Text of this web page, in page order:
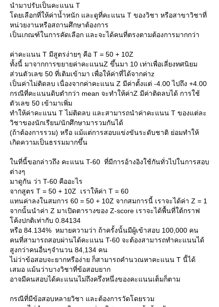
นำมาปรับเป็นคะแนน T
ดยเลือกที่ให้ค่าน้ำหนัก และดูที่คะแนน T ของวิชา หรือสาขาวิชาที่
หน่วยงานหรือสถานศึกษาต้องการ
เป็นเกณฑ์ในการคัดเลือก และจะได้คนที่ตรงตามต้องการมากกว่า
ค่าคะแนน T มีสูตรง่ายๆ คือ T = 50 + 10Z
ทั้งนี้ มาจากการขยายค่าคะแนนZ ขึ้นมา 10 เท่าเพื่อเลี่ยงทศนิยม
ส่วนตัวเลข 50 ที่เติมเข้ามา เพื่อให้ค่าที่ได้จากค่าz
เป็นค่าไม่ติดลบ เนื่องจากค่าคะแนน Z มีค่าตั้งแต่ -4.00 ไปถึง +4.00
กรณีที่คะแนนดิบตำกว่า mean จะทำให้ค่าZ มีค่าติดลบได้ การใช้
ตัวเลข 50 เข้ามาเพิ่ม
ทำให้ค่าคะแนน T ไม่ติดลบ และสามารถนำค่าคะแนน T ของแต่ละ
วิชาของนักเรียน/นักศึกษามารวมกันได้
(ถ้าต้องการรวม) หรือ แม้แต่การสอบแข่งขันระดับชาติ ย่อมทำให้
เกิดความเป็นธรรมมากขึ้น
นที่นี้ขอกล่าวถึง คะแนน T-60 ที่มีการอ้างอิงใช้กันทั่วไปในการสอบ
ต่างๆ
มาดูกัน ว่า T-60 คืออะไร
จากสูตร T = 50 + 10Z เราให้ค่า T = 60
ทนค่าลงในสมการ 60 = 50 + 10Z จากสมการนี้ เราจะได้ค่า Z = 1
จากนั้นนำค่า Z มาเปิดตารางของ Z-score เราจะได้พื้นที่ใต้กราฟ
ค้งปกติเท่ากับ 0.84134
หรือ 84.134% หมายความว่า ถ้าครั้งนั้นมีผู้เข้าสอบ 100,000 คน
คนที่สามารถสอบผ่านได้คะแนน T-60 จะต้องสามารถทำคะแนนได้
สูงกว่าคนอื่นๆจำนวน 84,134 คน
ไม่ว่าข้อสอบจะยากหรือง่าย ก็สามารถคำนวณหาคะแนน T นี้ได้
เสมอ แม้นว่าบางวิชาที่ข้อสอบยาก
อาจมีคนสอบได้คะแนนไม่ถึงครึ่งหนึ่งของคะแนนเต็มก็ตาม
กรณีที่มีข้อสอบหลายวิชา และต้องการวัดโดยรวม